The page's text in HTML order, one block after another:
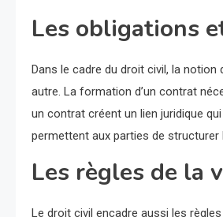
Les obligations
Dans le cadre du droit civil, la notion
autre. La formation d’un contrat
un contrat créent un lien juridique
permettent aux parties de
Les règles de la
Le droit civil encadre aussi les